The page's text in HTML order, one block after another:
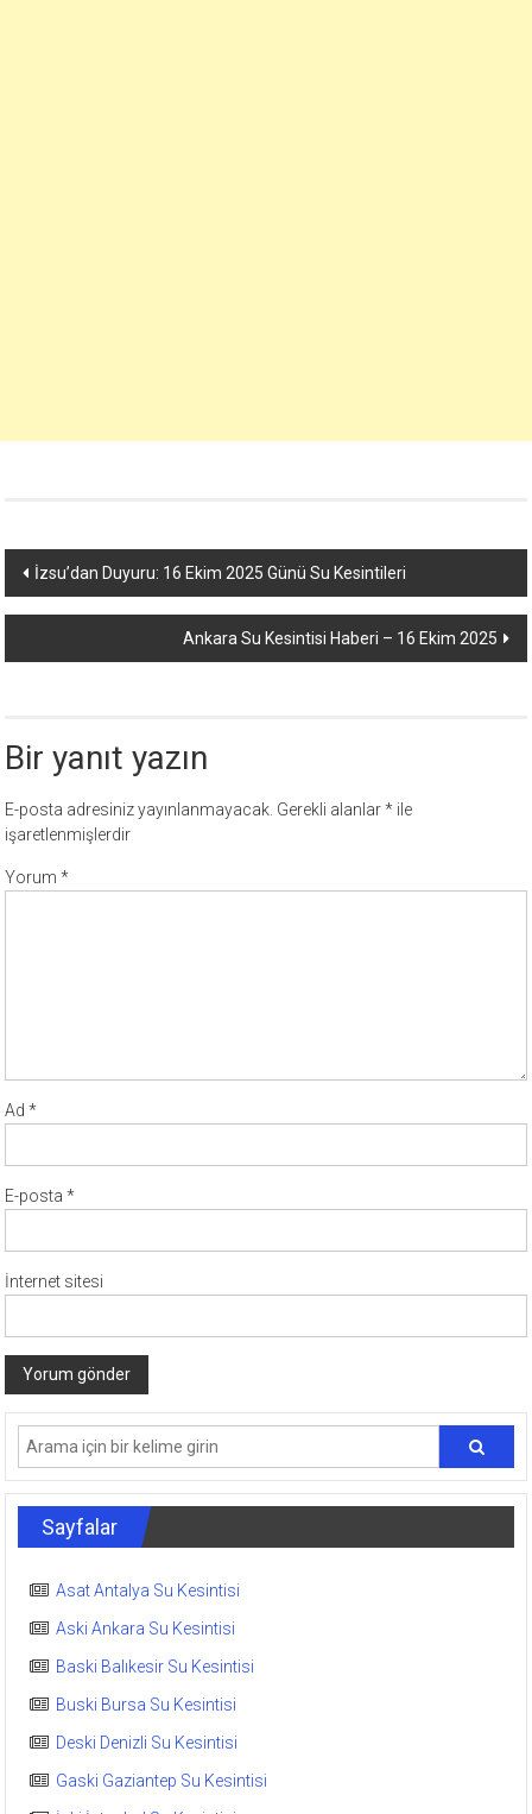
Yazı
dolaşımı
İzsu’dan Duyuru: 16 Ekim 2025 Günü Su Kesintileri
Ankara Su Kesintisi Haberi – 16 Ekim 2025
Bir yanıt yazın
E-posta adresiniz yayınlanmayacak. Gerekli alanlar* ile
işaretlenmişlerdir
Yorum*
Ad*
E-posta*
İnternet sitesi
Sayfalar
Asat Antalya Su Kesintisi
Aski Ankara Su Kesintisi
Baski Balıkesir Su Kesintisi
Buski Bursa Su Kesintisi
Deski Denizli Su Kesintisi
Gaski Gaziantep Su Kesintisi